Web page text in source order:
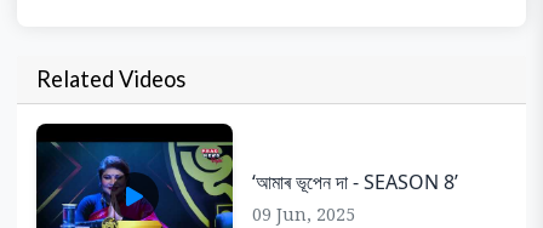
Related Videos
‘আমাৰ ভূপেন দা - SEASON 8’
09 Jun, 2025